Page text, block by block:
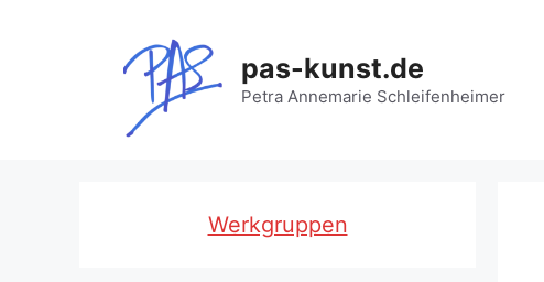
pas-kunst.de
Petra Annemarie Schleifenheimer
Werkgruppen